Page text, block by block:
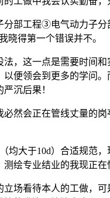
工程③电气动力子分
晓得第一个错误并不。
这一点是需要时间
便领会到更多的学问
沉后果！
会正在管线丈量的
于10d）合适规范，
绘专业结业的我现正
看待本人的工做，